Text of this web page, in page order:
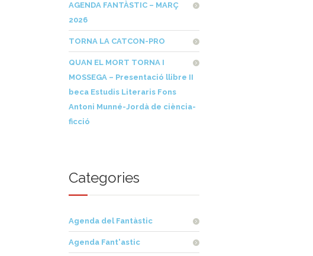
AGENDA FANTÀSTIC – MARÇ
2026
TORNA LA CATCON-PRO
QUAN EL MORT TORNA I
MOSSEGA – Presentació llibre II
beca Estudis Literaris Fons
Antoni Munné-Jordà de ciència-
ficció
Categories
Agenda del Fantàstic
Agenda Fant'astic